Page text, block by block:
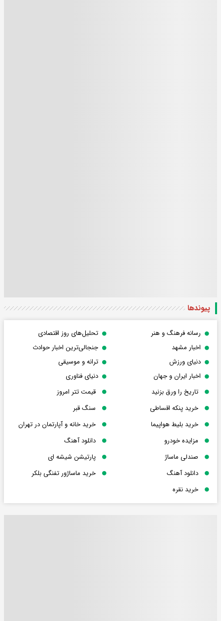
پیوندها
رسانه فرهنگ و هنر
تحلیل‌های روز اقتصادی
اخبار مشهد
جنجالی‌ترین اخبار حوادث
دنیای ورزش
ترانه و موسیقی
اخبار ایران و جهان
دنیای فناوری
تاریخ را ورق بزنید
قیمت تتر امروز
خرید پنکه اقساطی
سنگ قبر
خرید بلیط هواپیما
خرید خانه و آپارتمان در تهران
مزایده خودرو
دانلود آهنگ
صندلی ماساژ
پارتیشن شیشه ای
دانلود آهنگ
خرید ماساژور تفنگی بلکر
خرید نقره